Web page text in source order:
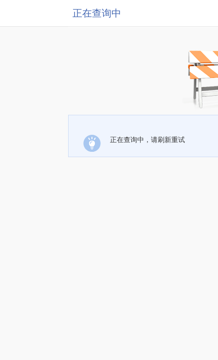
正在查询中
正在查询中，请刷新重试